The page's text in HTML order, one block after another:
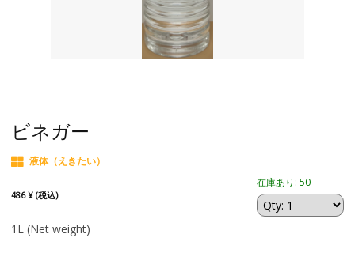
ビネガー
液体（えきたい）
486 ¥ (税込)
在庫あり: 50
1L (Net weight)